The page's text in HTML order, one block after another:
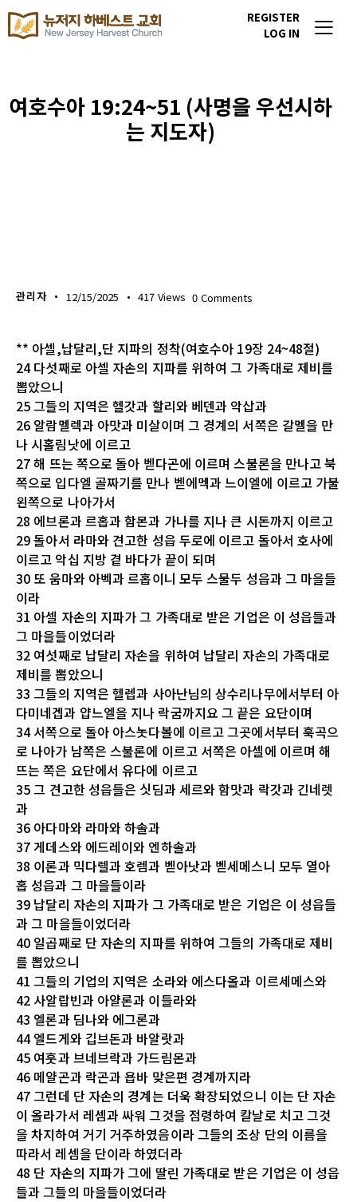
REGISTER
LOG IN
여호수아 19:24~51 (사명을 우선시하
는 지도자)
관리자 12/15/2025 417 Views 0 Comments
** 아셀,납달리,단 지파의 정착(여호수아 19장 24~48절)
24 다섯째로 아셀 자손의 지파를 위하여 그 가족대로 제비를
뽑았으니
25 그들의 지역은 헬갓과 할리와 베덴과 악삽과
26 알람멜렉과 아맛과 미살이며 그 경계의 서쪽은 갈멜을 만
나 시홀림낫에 이르고
27 해 뜨는 쪽으로 돌아 벧다곤에 이르며 스불론을 만나고 북
쪽으로 입다엘 골짜기를 만나 벧에멕과 느이엘에 이르고 가불
왼쪽으로 나아가서
28 에브론과 르홉과 함몬과 가나를 지나 큰 시돈까지 이르고
29 돌아서 라마와 견고한 성읍 두로에 이르고 돌아서 호사에
이르고 악십 지방 곁 바다가 끝이 되며
30 또 움마와 아벡과 르홉이니 모두 스물두 성읍과 그 마을들
이라
31 아셀 자손의 지파가 그 가족대로 받은 기업은 이 성읍들과
그 마을들이었더라
32 여섯째로 납달리 자손을 위하여 납달리 자손의 가족대로
제비를 뽑았으니
33 그들의 지역은 헬렙과 사아난님의 상수리나무에서부터 아
다미네겝과 얍느엘을 지나 락굼까지요 그 끝은 요단이며
34 서쪽으로 돌아 아스놋다볼에 이르고 그곳에서부터 훅곡으
로 나아가 남쪽은 스불론에 이르고 서쪽은 아셀에 이르며 해
뜨는 쪽은 요단에서 유다에 이르고
35 그 견고한 성읍들은 싯딤과 세르와 함맛과 락갓과 긴네렛
과
36 아다마와 라마와 하솔과
37 게데스와 에드레이와 엔하솔과
38 이론과 믹다렐과 호렘과 벧아낫과 벧세메스니 모두 열아
홉 성읍과 그 마을들이라
39 납달리 자손의 지파가 그 가족대로 받은 기업은 이 성읍들
과 그 마을들이었더라
40 일곱째로 단 자손의 지파를 위하여 그들의 가족대로 제비
를 뽑았으니
41 그들의 기업의 지역은 소라와 에스다올과 이르세메스와
42 사알랍빈과 아얄론과 이들라와
43 엘론과 딤나와 에그론과
44 엘드게와 깁브돈과 바알랏과
45 여훗과 브네브락과 가드림몬과
46 메얄곤과 락곤과 욥바 맞은편 경계까지라
47 그런데 단 자손의 경계는 더욱 확장되었으니 이는 단 자손
이 올라가서 레셈과 싸워 그것을 점령하여 칼날로 치고 그것
을 차지하여 거기 거주하였음이라 그들의 조상 단의 이름을
따라서 레셈을 단이라 하였더라
48 단 자손의 지파가 그에 딸린 가족대로 받은 기업은 이 성읍
들과 그들의 마을들이었더라